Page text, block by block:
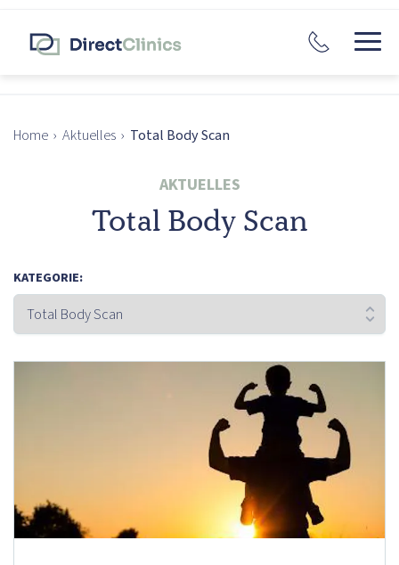
Home › Aktuelles › Total Body Scan
AKTUELLES
Total Body Scan
KATEGORIE: